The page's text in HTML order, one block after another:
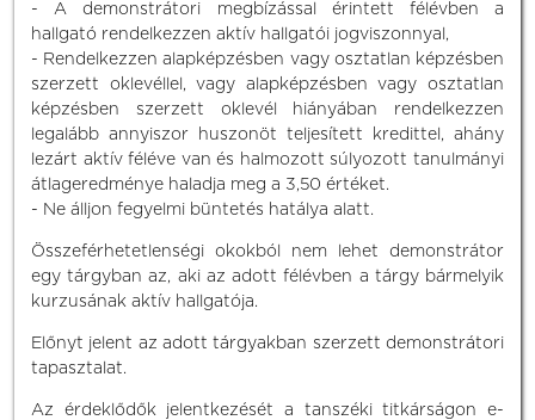
- A demonstrátori megbízással érintett félévben a
hallgató rendelkezzen aktív hallgatói jogviszonnyal,
- Rendelkezzen alapképzésben vagy osztatlan képzésben
szerzett oklevéllel, vagy alapképzésben vagy osztatlan
képzésben szerzett oklevél hiányában rendelkezzen
legalább annyiszor huszonöt teljesített kredittel, ahány
lezárt aktív féléve van és halmozott súlyozott tanulmányi
átlageredménye haladja meg a 3,50 értéket.
- Ne álljon fegyelmi büntetés hatálya alatt.
Összeférhetetlenségi okokból nem lehet demonstrátor
egy tárgyban az, aki az adott félévben a tárgy bármelyik
kurzusának aktív hallgatója.
Előnyt jelent az adott tárgyakban szerzett demonstrátori
tapasztalat.
Az érdeklődők jelentkezését a tanszéki titkárságon e-